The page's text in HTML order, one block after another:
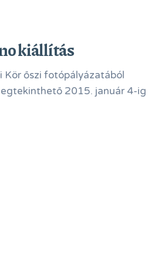
kiállítás
Kör őszi fotópályázatából
2015. január 4-ig